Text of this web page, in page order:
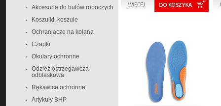
Akcesoria do butów roboczych
Koszulki, koszule
Ochraniacze na kolana
Czapki
Okulary ochronne
Odzież ostrzegawcza
odblaskowa
Rękawice ochronne
Artykuły BHP